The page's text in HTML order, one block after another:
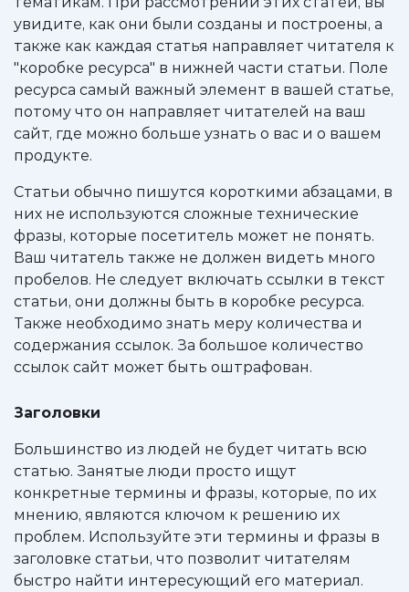
увидите, как они были созданы и построены, а
также как каждая статья направляет читателя к
"коробке ресурса" в нижней части статьи. Поле
ресурса самый важный элемент в вашей статье,
потому что он направляет читателей на ваш
сайт, где можно больше узнать о вас и о вашем
продукте.
Статьи обычно пишутся короткими абзацами, в
них не используются сложные технические
фразы, которые посетитель может не понять.
Ваш читатель также не должен видеть много
пробелов. Не следует включать ссылки в текст
статьи, они должны быть в коробке ресурса.
Также необходимо знать меру количества и
содержания ссылок. За большое количество
ссылок сайт может быть оштрафован.
Заголовки
Большинство из людей не будет читать всю
статью. Занятые люди просто ищут
конкретные термины и фразы, которые, по их
мнению, являются ключом к решению их
проблем. Используйте эти термины и фразы в
заголовке статьи, что позволит читателям
быстро найти интересующий его материал.